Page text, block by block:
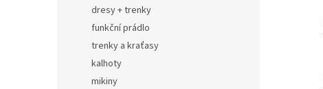
dresy + trenky
funkční prádlo
trenky a kraťasy
kalhoty
mikiny